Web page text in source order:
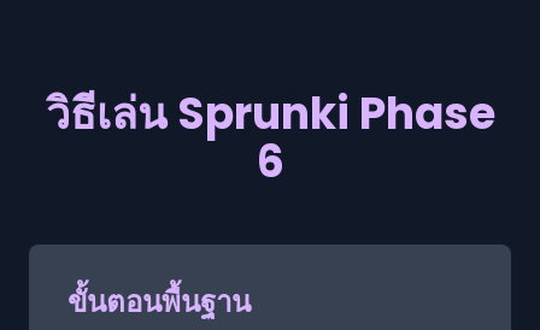
วิธีเล่น Sprunki Phase
6
ขั้นตอนพื้นฐาน